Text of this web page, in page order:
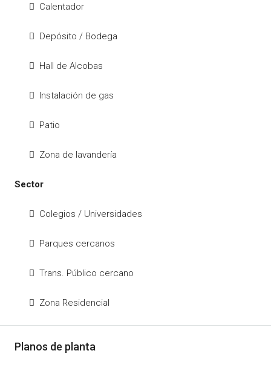
Calentador
Depósito / Bodega
Hall de Alcobas
Instalación de gas
Patio
Zona de lavandería
Sector
Colegios / Universidades
Parques cercanos
Trans. Público cercano
Zona Residencial
Planos de planta